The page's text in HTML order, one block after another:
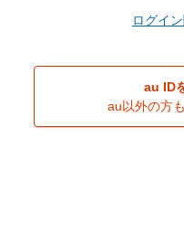
ログイ
au ID
au以外の方